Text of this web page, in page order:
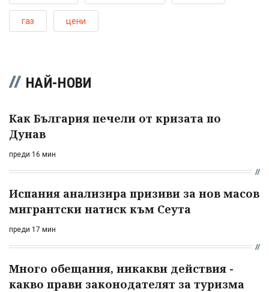
газ цени
НАЙ-НОВИ
Как България печели от кризата по
Дунав
преди 16 мин
Испания анализира призиви за нов масов
мигрантски натиск към Сеута
преди 17 мин
Много обещания, никакви действия -
какво прави законодателят за туризма